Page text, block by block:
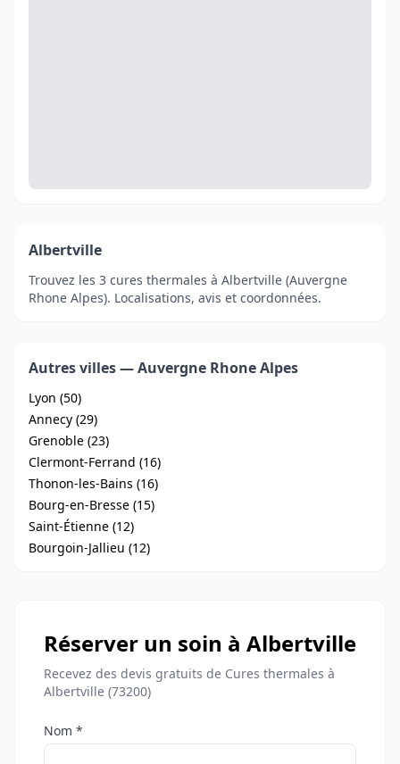
Albertville
Trouvez les 3 cures thermales à Albertville (Auvergne
Rhone Alpes). Localisations, avis et coordonnées.
Autres villes — Auvergne Rhone Alpes
Lyon (50)
Annecy (29)
Grenoble (23)
Clermont-Ferrand (16)
Thonon-les-Bains (16)
Bourg-en-Bresse (15)
Saint-Étienne (12)
Bourgoin-Jallieu (12)
Réserver un soin à Albertville
Recevez des devis gratuits de Cures thermales à
Albertville (73200)
Nom *